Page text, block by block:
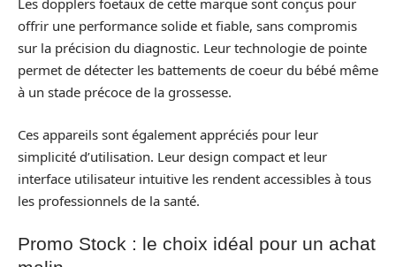
Les dopplers foetaux de cette marque sont conçus pour
offrir une performance solide et fiable, sans compromis
sur la précision du diagnostic. Leur technologie de pointe
permet de détecter les battements de coeur du bébé même
à un stade précoce de la grossesse.
Ces appareils sont également appréciés pour leur
simplicité d’utilisation. Leur design compact et leur
interface utilisateur intuitive les rendent accessibles à tous
les professionnels de la santé.
Promo Stock : le choix idéal pour un achat